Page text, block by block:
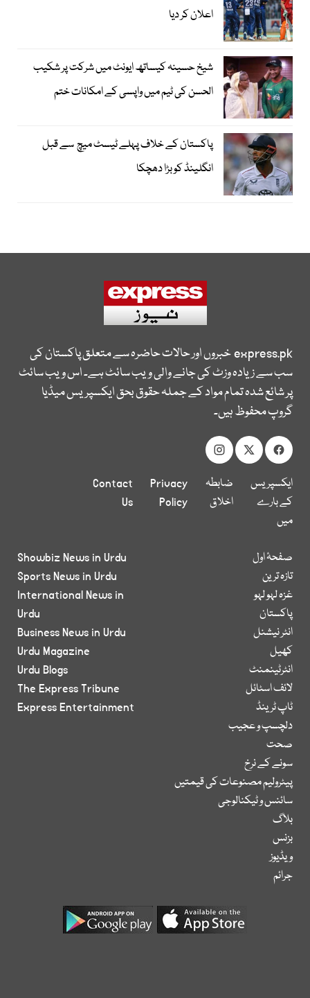
اعلان کر دیا
شیخ حسینہ کیساتھ ایونٹ میں شرکت پر شکیب
الحسن کی ٹیم میں واپسی کے امکانات ختم
پاکستان کے خلاف پہلے ٹیسٹ میچ سے قبل
انگلینڈ کو بڑا دھچکا
express.pkخبروں اور حالات حاضرہ سے متعلق پاکستان کی
سب سے زیادہ وزٹ کی جانے والی ویب سائٹ ہے۔ اس ویب سائٹ
پر شائع شدہ تمام مواد کے جملہ حقوق بحق ایکسپریس میڈیا
گروپ محفوظ ہیں۔
ایکسپریس
کے بارے
میں
ضابطہ
اخلاق
Privacy
Policy
Contact
Us
صفحۂ اول
تازہ ترین
غزہ لہو لہو
پاکستان
انٹر نیشنل
کھیل
انٹرٹینمنٹ
لائف اسٹائل
ٹاپ ٹرینڈ
دلچسپ و عجیب
صحت
سونے کے نرخ
پیٹرولیم مصنوعات کی قیمتیں
سائنس و ٹیکنالوجی
بلاگ
بزنس
ویڈیوز
جرائم
Showbiz News in Urdu
Sports News in Urdu
International News in
Urdu
Business News in Urdu
Urdu Magazine
Urdu Blogs
The Express Tribune
Express Entertainment